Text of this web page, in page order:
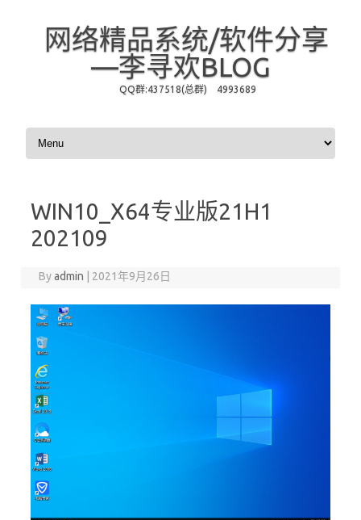
网络精品系统/软件分享
—李寻欢BLOG
QQ群:437518(总群) 4993689
Skip to content
WIN10_X64专业版21H1
202109
Byadmin 2021年9月26日